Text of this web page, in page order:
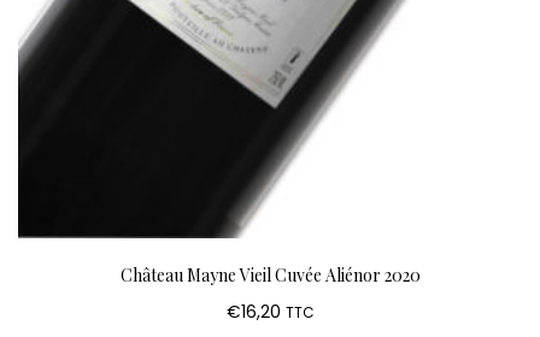
Château Mayne Vieil Cuvée Aliénor 2020
€16,20 TTC